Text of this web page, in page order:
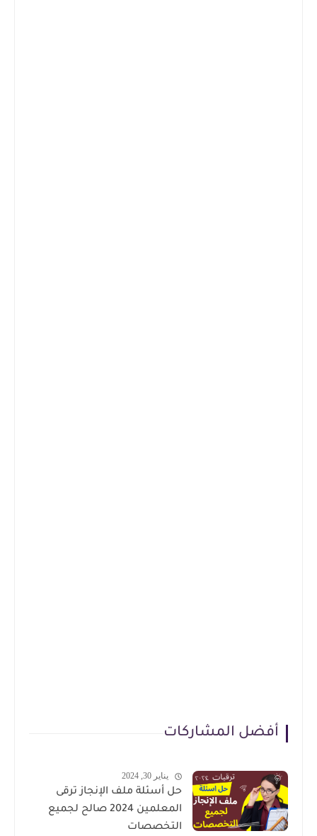
أفضل المشاركات
يناير 30, 2024
حل أسئلة ملف الإنجاز ترقى
المعلمين 2024 صالح لجميع
التخصصات